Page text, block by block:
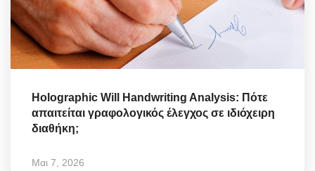
Holographic Will Handwriting Analysis: Πότε
απαιτείται γραφολογικός έλεγχος σε ιδιόχειρη
διαθήκη;
Μαι 7, 2026